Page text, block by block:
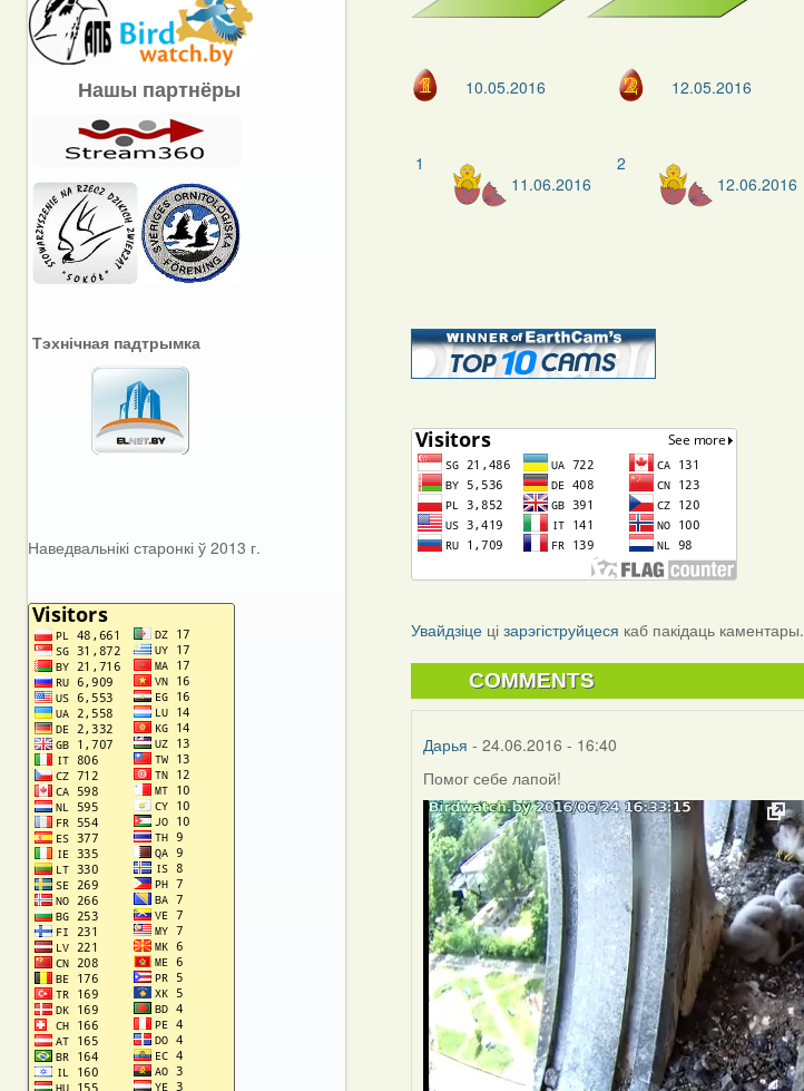
10.05.2016 12.05.2016
1
11.06.2016
2
12.06.2016
Увайдзіце цізарэгіструйцеся каб пакідаць каментары.
COMMENTS
Дарья - 24.06.2016 - 16:40
Помог себе лапой!
Нашы партнёры
Тэхнічная падтрымка
Наведвальнікі старонкі ў 2013 г.